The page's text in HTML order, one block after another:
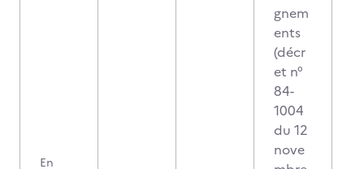
En
gnem
ents
(décr
et n°
84-
1004
du 12
nove